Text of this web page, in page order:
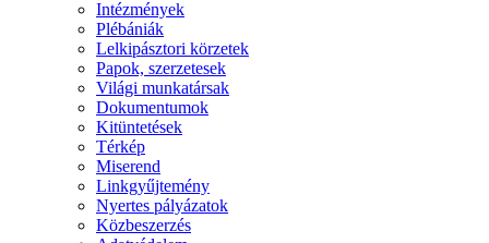
Intézmények
Plébániák
Lelkipásztori körzetek
Papok, szerzetesek
Világi munkatársak
Dokumentumok
Kitüntetések
Térkép
Miserend
Linkgyűjtemény
Nyertes pályázatok
Közbeszerzés